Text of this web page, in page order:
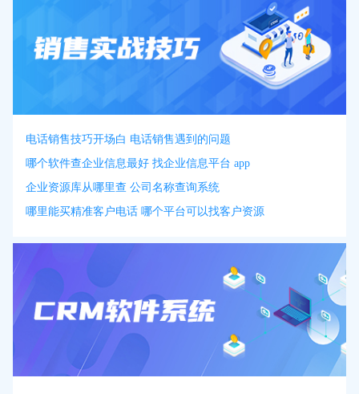
电话销售技巧开场白 电话销售遇到的问题
哪个软件查企业信息最好 找企业信息平台 app
企业资源库从哪里查 公司名称查询系统
哪里能买精准客户电话 哪个平台可以找客户资源